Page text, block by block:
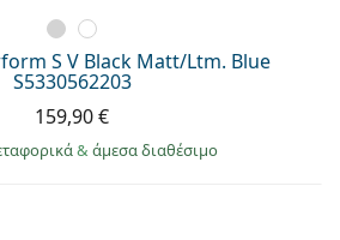
S V Black Matt/Ltm. Blue
S5330562203
159,90 €
& άμεσα διαθέσιμο